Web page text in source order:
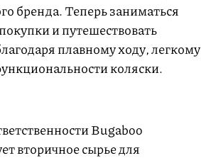
бренда. Теперь заниматься
и путешествовать
плавному ходу, легкому
коляски.
Bugaboo
вторичное сырье для